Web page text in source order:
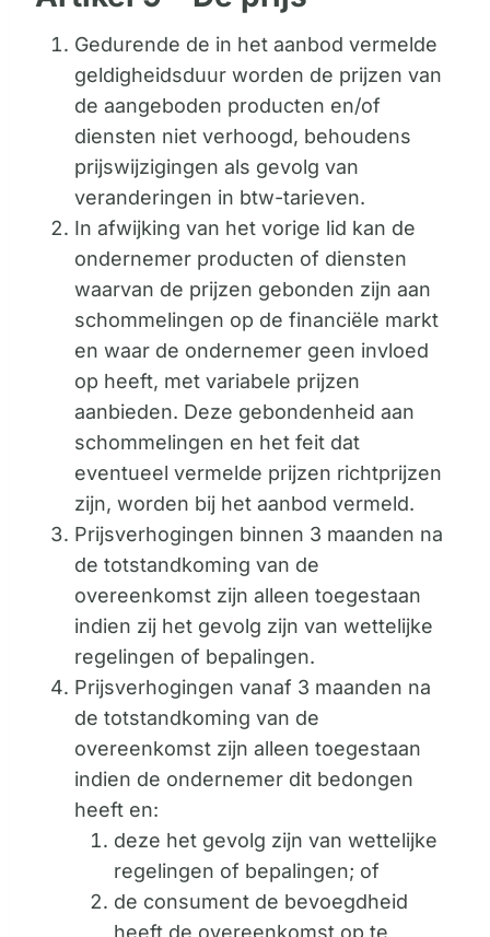
Gedurende de in het aanbod vermelde
geldigheidsduur worden de prijzen van
de aangeboden producten en/of
diensten niet verhoogd, behoudens
prijswijzigingen als gevolg van
veranderingen in btw-tarieven.
In afwijking van het vorige lid kan de
ondernemer producten of diensten
waarvan de prijzen gebonden zijn aan
schommelingen op de financiële markt
en waar de ondernemer geen invloed
op heeft, met variabele prijzen
aanbieden. Deze gebondenheid aan
schommelingen en het feit dat
eventueel vermelde prijzen richtprijzen
zijn, worden bij het aanbod vermeld.
Prijsverhogingen binnen 3 maanden na
de totstandkoming van de
overeenkomst zijn alleen toegestaan
indien zij het gevolg zijn van wettelijke
regelingen of bepalingen.
Prijsverhogingen vanaf 3 maanden na
de totstandkoming van de
overeenkomst zijn alleen toegestaan
indien de ondernemer dit bedongen
heeft en:
deze het gevolg zijn van wettelijke
regelingen of bepalingen; of
de consument de bevoegdheid
heeft de overeenkomst op te